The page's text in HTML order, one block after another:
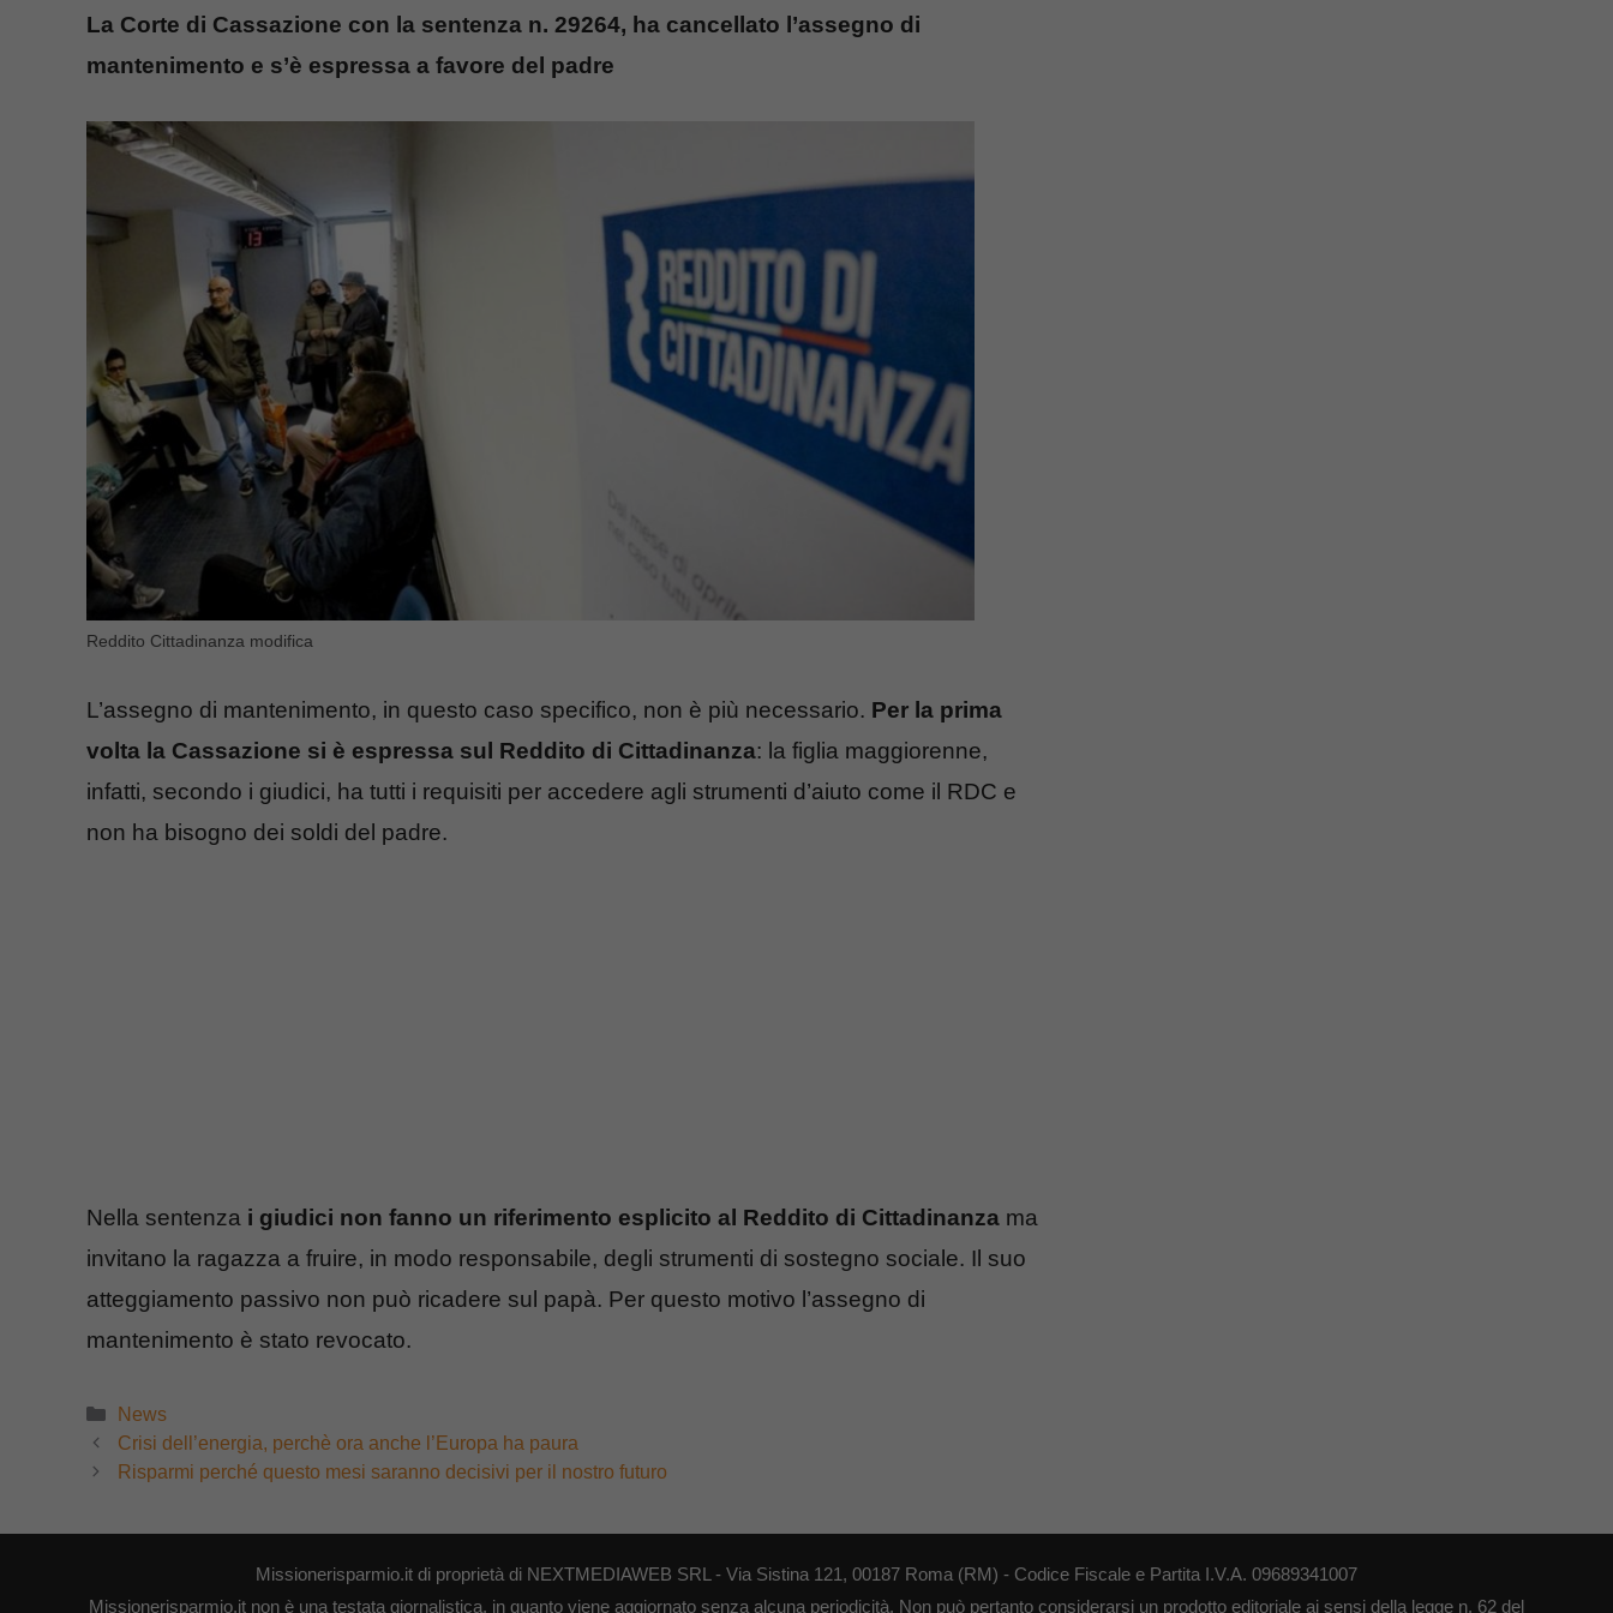
La Corte di Cassazione con la sentenza n. 29264, ha cancellato l’assegno di
mantenimento e s’è espressa a favore del padre
Reddito Cittadinanza modifica
L’assegno di mantenimento, in questo caso specifico, non è più necessario. Per la prima
volta la Cassazione si è espressa sul Reddito di Cittadinanza: la figlia maggiorenne,
infatti, secondo i giudici, ha tutti i requisiti per accedere agli strumenti d’aiuto come il RDC e
non ha bisogno dei soldi del padre.
Nella sentenza i giudici non fanno un riferimento esplicito al Reddito di Cittadinanza ma
invitano la ragazza a fruire, in modo responsabile, degli strumenti di sostegno sociale. Il suo
atteggiamento passivo non può ricadere sul papà. Per questo motivo l’assegno di
mantenimento è stato revocato.
Categorie
News
Crisi dell’energia, perchè ora anche l’Europa ha paura
Risparmi perché questo mesi saranno decisivi per il nostro futuro
Missionerisparmio.it di proprietà di NEXTMEDIAWEB SRL - Via Sistina 121, 00187 Roma (RM) - Codice Fiscale e Partita I.V.A. 09689341007
Missionerisparmio.it non è una testata giornalistica, in quanto viene aggiornato senza alcuna periodicità. Non può pertanto considerarsi un prodotto editoriale ai sensi della legge n. 62 del